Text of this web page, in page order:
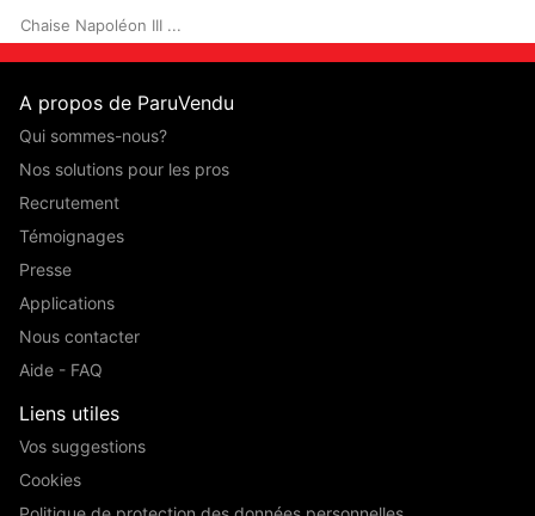
Chaise Napoléon III ...
A propos de ParuVendu
Qui sommes-nous?
Nos solutions pour les pros
Recrutement
Témoignages
Presse
Applications
Nous contacter
Aide - FAQ
Liens utiles
Vos suggestions
Cookies